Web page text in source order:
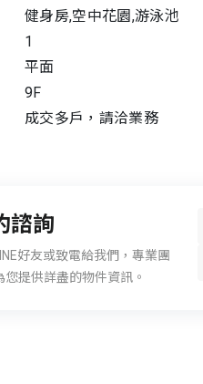
健身房,空中花園,游泳池
1
平面
9F
成交多戶，請洽業務
諮詢
好友或致電給我們，專業團
您提供詳盡的物件資訊。